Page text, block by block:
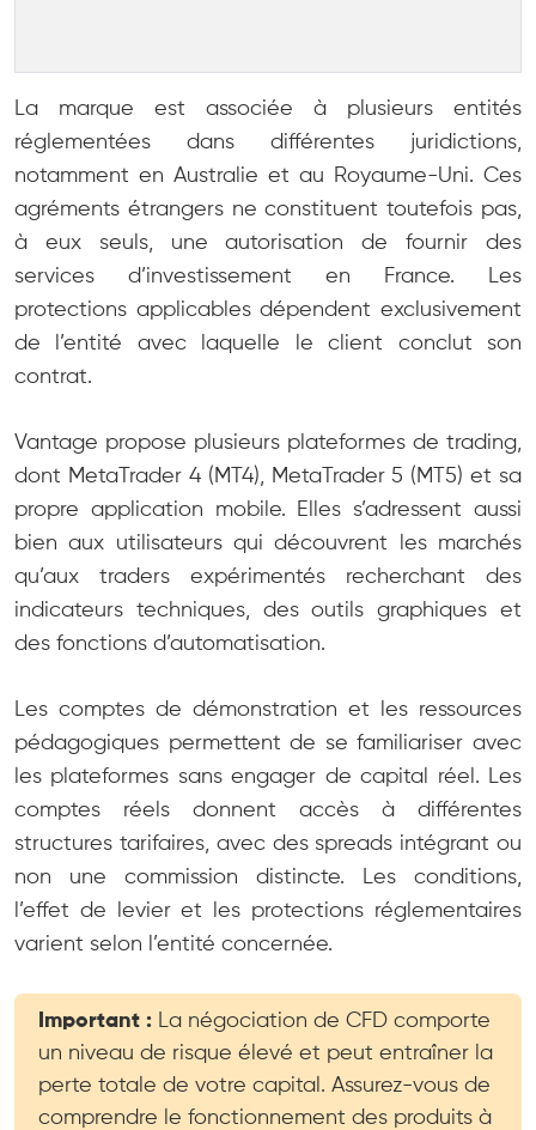
La marque est associée à plusieurs entités
réglementées dans différentes juridictions,
notamment en Australie et au Royaume-Uni. Ces
agréments étrangers ne constituent toutefois pas,
à eux seuls, une autorisation de fournir des
services d’investissement en France. Les
protections applicables dépendent exclusivement
de l’entité avec laquelle le client conclut son
contrat.
Vantage propose plusieurs plateformes de trading,
dont MetaTrader 4 (MT4), MetaTrader 5 (MT5) et sa
propre application mobile. Elles s’adressent aussi
bien aux utilisateurs qui découvrent les marchés
qu’aux traders expérimentés recherchant des
indicateurs techniques, des outils graphiques et
des fonctions d’automatisation.
Les comptes de démonstration et les ressources
pédagogiques permettent de se familiariser avec
les plateformes sans engager de capital réel. Les
comptes réels donnent accès à différentes
structures tarifaires, avec des spreads intégrant ou
non une commission distincte. Les conditions,
l’effet de levier et les protections réglementaires
varient selon l’entité concernée.
Important : La négociation de CFD comporte
un niveau de risque élevé et peut entraîner la
perte totale de votre capital. Assurez-vous de
comprendre le fonctionnement des produits à